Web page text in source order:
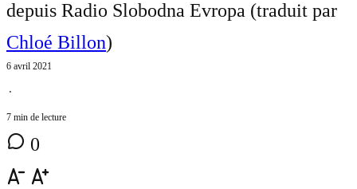
depuis Radio Slobodna Evropa (traduit par
Chloé Billon)
6 avril 2021
⋅
7 min de lecture
0